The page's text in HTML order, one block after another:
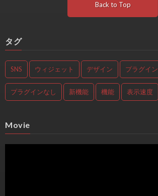
Back to Top
タグ
SNS ウィジェット デザイン プラグイン
プラグインなし 新機能 機能 表示速度
Movie
動